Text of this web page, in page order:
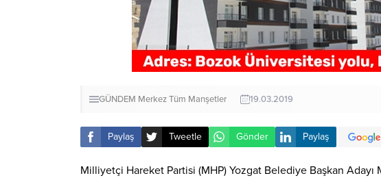
GÜNDEM MerkezTüm Manşetler 19.03.2019
Paylaş Tweetle Gönder Paylaş
Milliyetçi Hareket Partisi (MHP) Yozgat Belediye Başkan